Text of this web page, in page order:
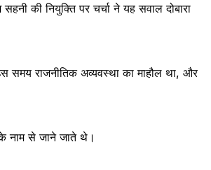
की नियुक्ति पर चर्चा ने यह सवाल दोबारा
राजनीतिक अव्यवस्था का माहौल था, और
नाम से जाने जाते थे।